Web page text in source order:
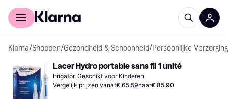
Voor shoppers
Klarna/Shoppen/Gezondheid & Schoonheid/Persoonlijke Verzorging
Lacer Hydro portable sans fil 1 unité
Irrigator, Geschikt voor Kinderen
Vergelijk prijzen vanaf€ 65,59naar€ 85,90